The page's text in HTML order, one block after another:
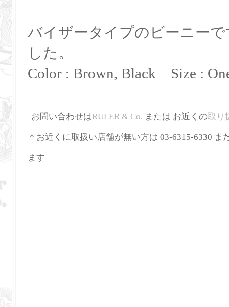
バイザータイプのビーニー
した。
Color : Brown, Black Size :
お問い合わせはRULER & Co. または お近くの取り
＊お近くに取扱い店舗が無い方は 03-6315-6330 ま
ます